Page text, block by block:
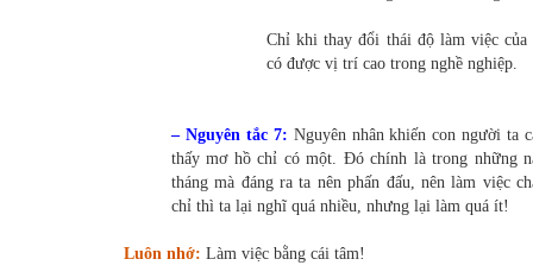
Chỉ khi thay đổi thái độ làm việc của
có được vị trí cao trong nghề nghiệp.
– Nguyên tắc 7: Nguyên nhân khiến con người ta
thấy mơ hồ chỉ có một. Đó chính là trong những
tháng mà đáng ra ta nên phấn đấu, nên làm việc
chỉ thì ta lại nghĩ quá nhiều, nhưng lại làm quá ít!
Luôn nhớ: Làm việc bằng cái tâm!